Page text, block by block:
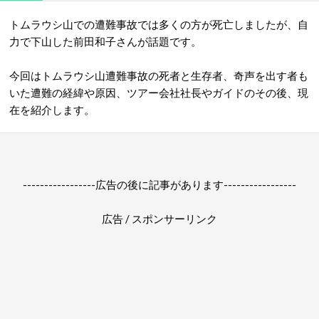
トムラウシ山での遭難事故では多くの方が死亡しましたが、自
力で下山した前田和子さんが話題です。
今回はトムラウシ山遭難事故の死者と生存者、奇声を出す者も
いた遭難の経緯や原因、ツアー会社社長やガイドのその後、現
在を紹介します。
-----------------広告の後に記事があります-----------------
広告 / スポンサーリンク